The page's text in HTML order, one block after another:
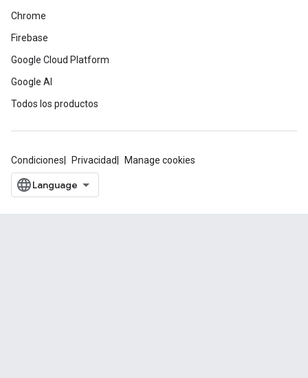
Chrome
Firebase
Google Cloud Platform
Google AI
Todos los productos
Condiciones Privacidad Manage cookies